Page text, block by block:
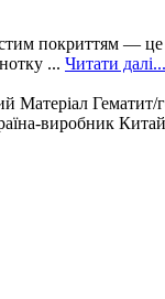
покриттям —
... Читати далі...
Матеріал Гематит/
виробник Китай